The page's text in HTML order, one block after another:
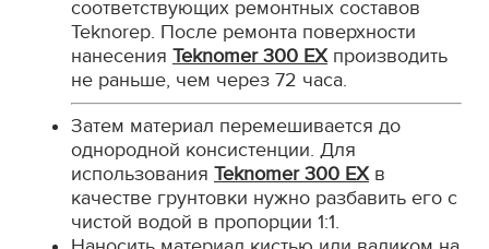
соответствующих ремонтных составов
Teknorep. После ремонта поверхности
нанесения Teknomer 300 EXпроизводить
не раньше, чем через 72 часа.
Затем материал перемешивается до
однородной консистенции. Для
использования Teknomer 300 EXв
качестве грунтовки нужно разбавить его с
чистой водой в пропорции 1:1.